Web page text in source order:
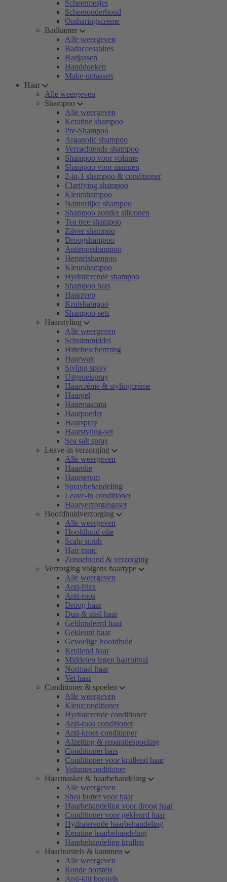
Scheermesjes
Scheeronderhoud
Ontharingscrème
Badkamer
Alle weergeven
Badaccessoires
Badjassen
Handdoeken
Make-uptassen
Haar
Alle weergeven
Shampoo
Alle weergeven
Keratine shampoo
Pre-Shampoo
Arganolie shampoo
Verzachtende shampoo
Shampoo voor volume
Shampoo voor mannen
2-in-1 shampoo & conditioner
Clarifying shampoo
Kleurshampoo
Natuurlijke shampoo
Shampoo zonder siliconen
Tea tree shampoo
Zilver shampoo
Droogshampoo
Antiroosshampoo
Herstelshampoo
Kleurshampoo
Hydraterende shampoo
Shampoo bars
Haarzeep
Krulshampoo
Shampoo-sets
Haarstyling
Alle weergeven
Schuimmiddel
Hittebescherming
Haarwax
Styling spray
Uitgroeispray
Haarcrème & stylingcrème
Haargel
Haarmascara
Haarpoeder
Haarspray
Haarstyling-set
Sea salt spray
Leave-in verzorging
Alle weergeven
Haarolie
Haarserum
Spraybehandeling
Leave-in conditioner
Haarverzorgingsset
Hoofdhuidverzorging
Alle weergeven
Hoofdhuid olie
Scalp scrub
Hair tonic
Zonnebrand & verzorging
Verzorging volgens haartype
Alle weergeven
Anti-frizz
Anti-roos
Droog haar
Dun & steil haar
Geblondeerd haar
Gekleurd haar
Gevoelige hoofdhuid
Krullend haar
Middelen tegen haaruitval
Normaal haar
Vet haar
Conditioner & spoelen
Alle weergeven
Kleurconditioner
Hydraterende conditioner
Anti-roos conditioner
Anti-kroes conditioner
Afzetting & reparatiespoeling
Conditioner bars
Conditioner voor krullend haar
Volumeconditioner
Haarmasker & haarbehandeling
Alle weergeven
Shea butter voor haar
Haarbehandeling voor droog haar
Conditioner voor gekleurd haar
Hydraterende haarbehandeling
Keratine haarbehandeling
Haarbehandeling krullen
Haarborstels & kammen
Alle weergeven
Ronde borstels
Anti-klit borstels